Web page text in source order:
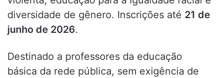
diversidade de gênero. Inscrições até 21 de
junho de 2026.
Destinado a professores da educação
básica da rede pública, sem exigência de